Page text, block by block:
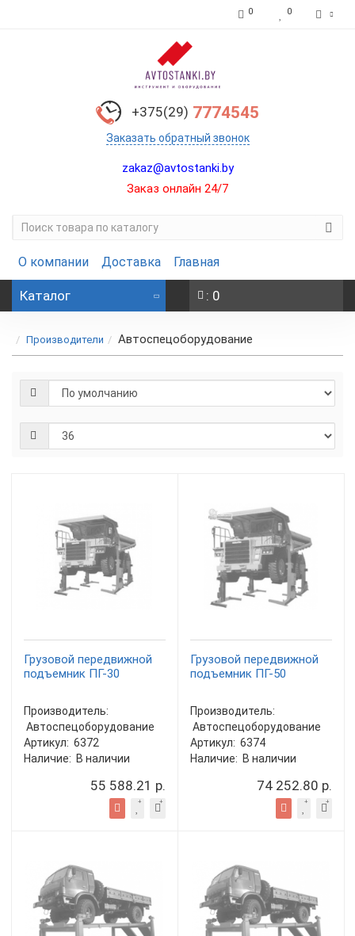
0 0
+375(29) 7774545
Заказать обратный звонок
zakaz@avtostanki.by
Заказ онлайн 24/7
О компании Доставка Главная
Каталог : 0
Производители Автоспецоборудование
Грузовой передвижной
подъемник ПГ-30
Производитель:
Автоспецоборудование
Артикул: 6372
Наличие: В наличии
55 588.21 р.
Грузовой передвижной
подъемник ПГ-50
Производитель:
Автоспецоборудование
Артикул: 6374
Наличие: В наличии
74 252.80 р.